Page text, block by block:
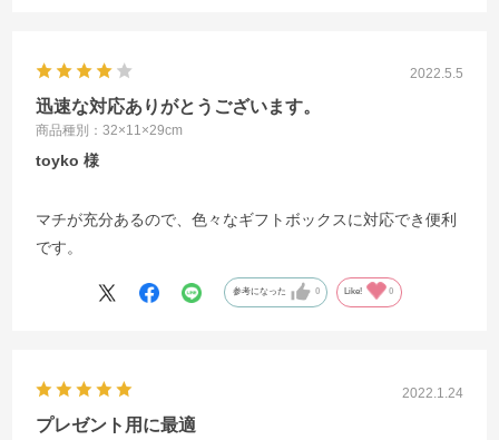
2022.5.5
迅速な対応ありがとうございます。
商品種別：32×11×29cm
toyko
マチが充分あるので、色々なギフトボックスに対応でき便利
です。
参考になった 0 Like! 0
2022.1.24
プレゼント用に最適